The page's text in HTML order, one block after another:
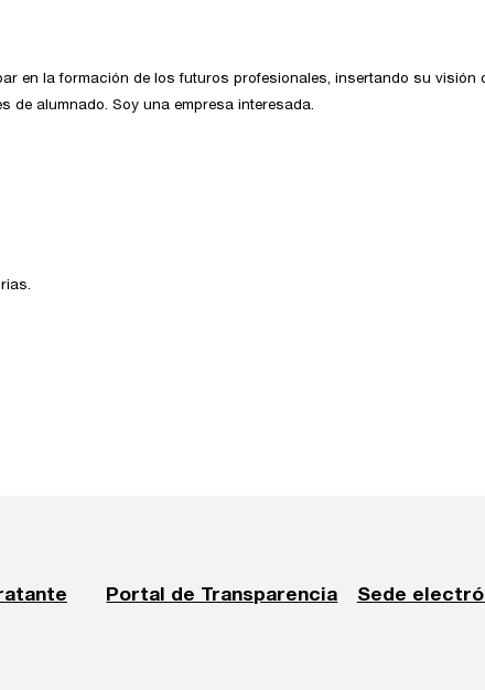
en la formación de los futuros profesionales, insertando su
de alumnado. Soy una empresa interesada.
Portal de Transparencia Sede